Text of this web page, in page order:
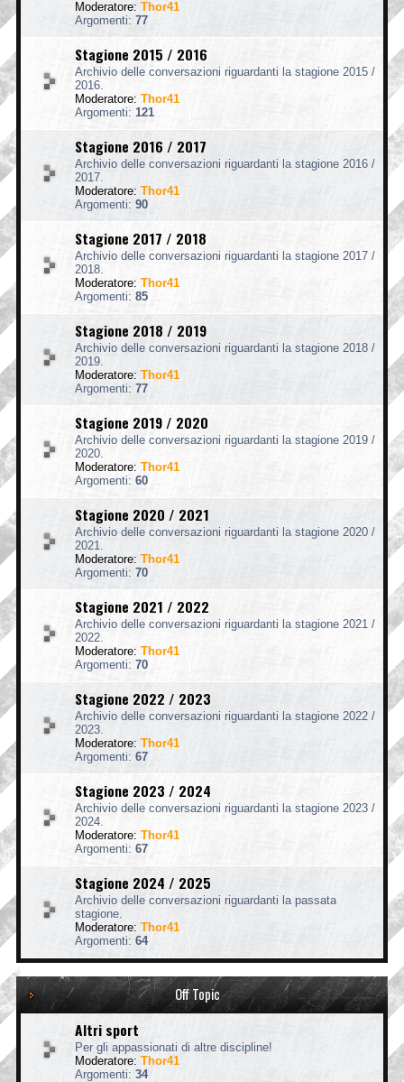
Moderatore: Thor41
Argomenti: 77
Stagione 2015 / 2016
Archivio delle conversazioni riguardanti la stagione 2015 /
2016.
Moderatore: Thor41
Argomenti: 121
Stagione 2016 / 2017
Archivio delle conversazioni riguardanti la stagione 2016 /
2017.
Moderatore: Thor41
Argomenti: 90
Stagione 2017 / 2018
Archivio delle conversazioni riguardanti la stagione 2017 /
2018.
Moderatore: Thor41
Argomenti: 85
Stagione 2018 / 2019
Archivio delle conversazioni riguardanti la stagione 2018 /
2019.
Moderatore: Thor41
Argomenti: 77
Stagione 2019 / 2020
Archivio delle conversazioni riguardanti la stagione 2019 /
2020.
Moderatore: Thor41
Argomenti: 60
Stagione 2020 / 2021
Archivio delle conversazioni riguardanti la stagione 2020 /
2021.
Moderatore: Thor41
Argomenti: 70
Stagione 2021 / 2022
Archivio delle conversazioni riguardanti la stagione 2021 /
2022.
Moderatore: Thor41
Argomenti: 70
Stagione 2022 / 2023
Archivio delle conversazioni riguardanti la stagione 2022 /
2023.
Moderatore: Thor41
Argomenti: 67
Stagione 2023 / 2024
Archivio delle conversazioni riguardanti la stagione 2023 /
2024.
Moderatore: Thor41
Argomenti: 67
Stagione 2024 / 2025
Archivio delle conversazioni riguardanti la passata
stagione.
Moderatore: Thor41
Argomenti: 64
Off Topic
Altri sport
Per gli appassionati di altre discipline!
Moderatore: Thor41
Argomenti: 34